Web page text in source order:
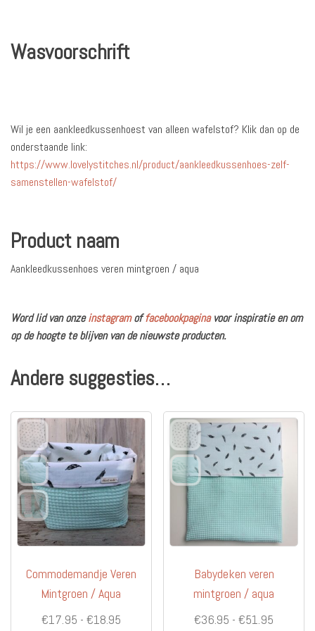
Wasvoorschrift
Wil je een aankleedkussenhoest van alleen wafelstof? Klik dan op de
onderstaande link:
https://www.lovelystitches.nl/product/aankleedkussenhoes-zelf-
samenstellen-wafelstof/
Product naam
Aankleedkussenhoes veren mintgroen / aqua
Word lid van onzeinstagramoffacebookpaginavoor inspiratie en om
op de hoogte te blijven van de nieuwste producten.
Andere suggesties…
Commodemandje Veren
Mintgroen / Aqua
€17.95 - €18.95Prijsklasse:
Babydeken veren
mintgroen / aqua
€36.95 - €51.95